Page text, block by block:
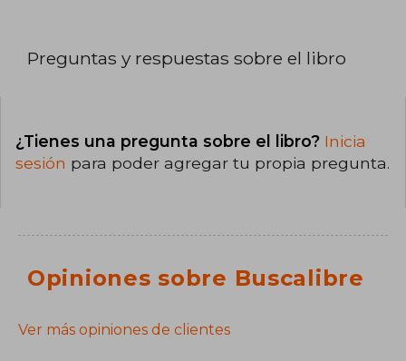
Preguntas y respuestas sobre el libro
¿Tienes una pregunta sobre el libro? Inicia
sesión para poder agregar tu propia pregunta.
Opiniones sobre Buscalibre
Ver más opiniones de clientes